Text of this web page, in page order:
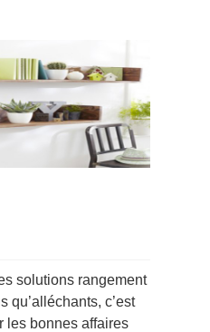
solutions rangement
qu’alléchants, c’est
les bonnes affaires